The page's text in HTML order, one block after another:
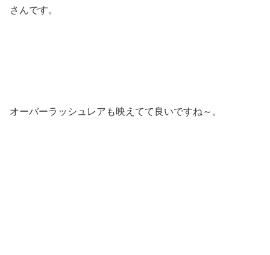
さんです。
オーバーラッシュレアも映えてて良いですね～。